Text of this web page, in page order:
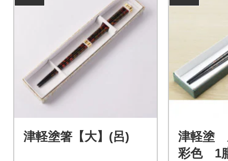
津軽塗箸【大】(呂)
津軽塗
彩色 1